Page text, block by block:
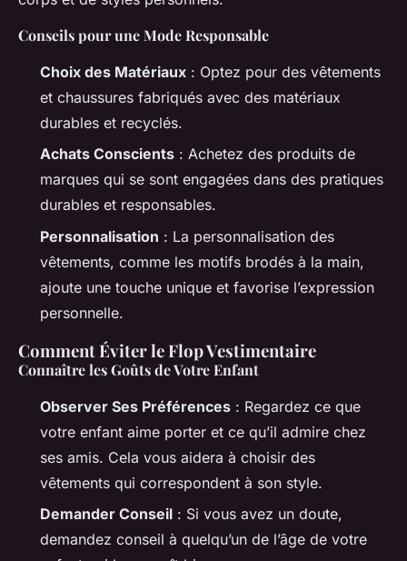
Conseils pour une Mode Responsable
Choix des Matériaux : Optez pour des vêtements
et chaussures fabriqués avec des matériaux
durables et recyclés.
Achats Conscients : Achetez des produits de
marques qui se sont engagées dans des pratiques
durables et responsables.
Personnalisation : La personnalisation des
vêtements, comme les motifs brodés à la main,
ajoute une touche unique et favorise l’expression
personnelle.
Comment Éviter le Flop Vestimentaire
Connaître les Goûts de Votre Enfant
Observer Ses Préférences : Regardez ce que
votre enfant aime porter et ce qu’il admire chez
ses amis. Cela vous aidera à choisir des
vêtements qui correspondent à son style.
Demander Conseil : Si vous avez un doute,
demandez conseil à quelqu’un de l’âge de votre